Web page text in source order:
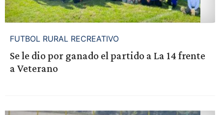
FUTBOL RURAL RECREATIVO
Se le dio por ganado el partido a La 14 frente
a Veterano